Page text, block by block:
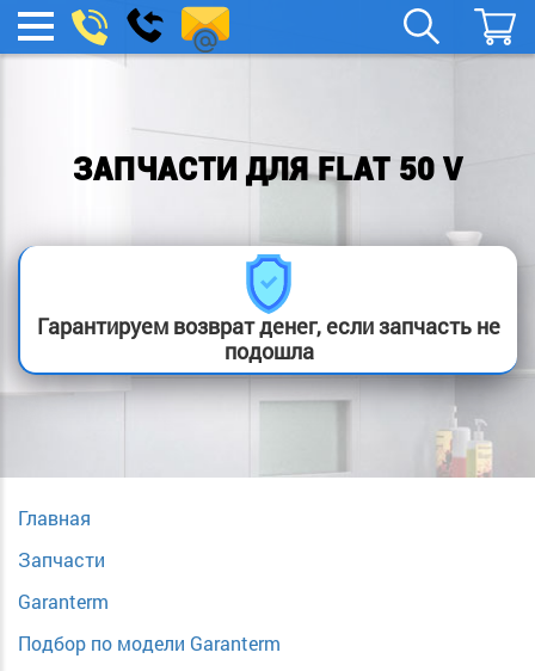
МЕНЮ
boylera@yandex.ru
Заказать
звонок
ЗАПЧАСТИ ДЛЯ FLAT 50 V
Гарантируем возврат денег, если запчасть не
подошла
Главная
Запчасти
Garanterm
Подбор по модели Garanterm